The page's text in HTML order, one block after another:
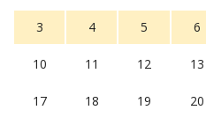
3 4 5 6
10 11 12 13
17 18 19 20